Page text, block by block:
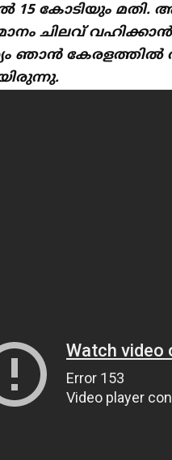
15 കോടിയും മതി.
ചിലവ്
ഞാൻ